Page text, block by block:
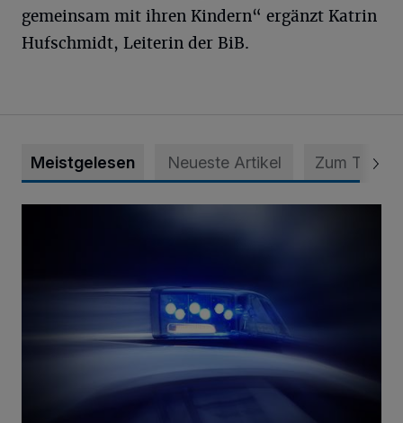
gemeinsam mit ihren Kindern“ ergänzt Katrin
Hufschmidt, Leiterin der BiB.
Meistgelesen Neueste Artikel Zum Thema